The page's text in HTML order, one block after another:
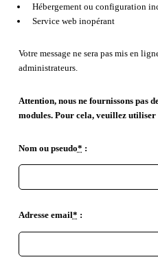
Hébergement ou configuration
Service web inopérant
Votre message ne sera pas mis en
administrateurs.
Attention, nous ne fournissons pas
modules. Pour cela, veuillez utiliser
Nom ou pseudo* :
Adresse email* :